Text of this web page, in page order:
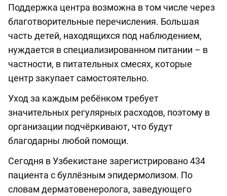
Поддержка центра возможна в том числе через
благотворительные перечисления. Большая
часть детей, находящихся под наблюдением,
нуждается в специализированном питании – в
частности, в питательных смесях, которые
центр закупает самостоятельно.
Уход за каждым ребёнком требует
значительных регулярных расходов, поэтому в
организации подчёркивают, что будут
благодарны любой помощи.
Сегодня в Узбекистане зарегистрировано 434
пациента с буллёзным эпидермолизом. По
словам дерматовенеролога, заведующего